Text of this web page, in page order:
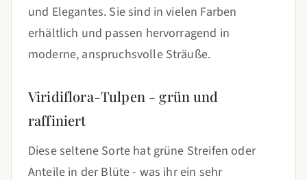
und Elegantes. Sie sind in vielen Farben
erhältlich und passen hervorragend in
moderne, anspruchsvolle Sträuße.
Viridiflora-Tulpen - grün und
raffiniert
Diese seltene Sorte hat grüne Streifen oder
Anteile in der Blüte - was ihr ein sehr